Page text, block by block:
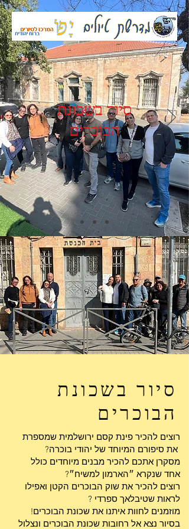
סיור בשכונת
הבוכרים
סיור בשכונת
הבוכרים
רוצים להכיר פינת קסם ירושלמית שמספרת
את סיפורם המיוחד של יהודי בוכרה?
מסקרן אתכם להכיר מבנים מיוחדים כולל
אחד שנקרא ״הארמון למשיח״?
רוצים להכיר את שוק הבוכרים הקטן ואפילו
לראות שטיבלאך ספרדי ?
מוזמנים לחוות איתנו את שכונת הבוכרים!
בסיור נצא אל רחובות שכונת הבוכרים ונצלול